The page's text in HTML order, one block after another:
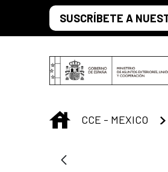
Saltar al contenido principal
SUSCRÍBETE A
INICIO
CCE - MEXICO